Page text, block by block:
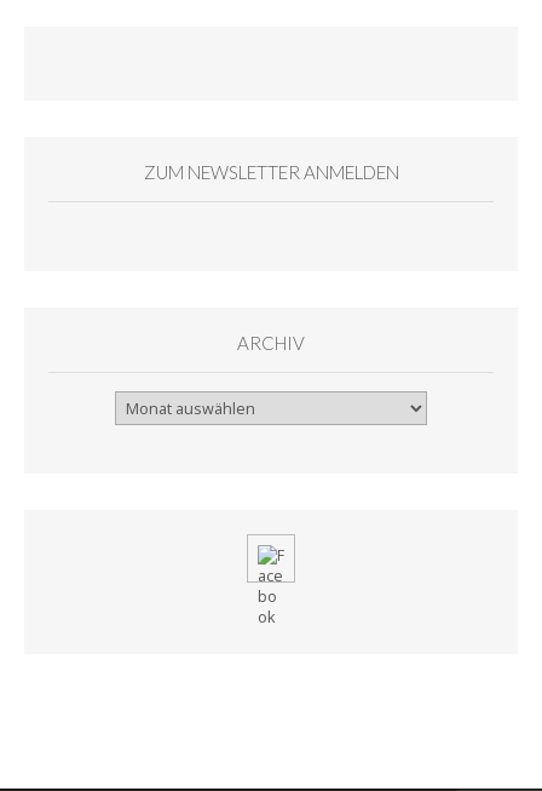
ZUM NEWSLETTER ANMELDEN
ARCHIV
Archiv